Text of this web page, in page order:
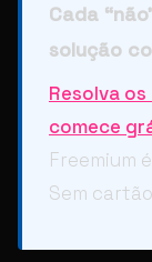
Cada
solução
Resolva
comece
Freemium
Sem